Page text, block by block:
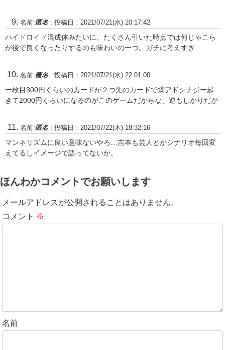
名前:匿名 : 投稿日：2021/07/21(水) 20:17:42
ハイドロイド混成体みたいに、たくさん引いた時点では何じゃこら
が後で良くなったりするのも味わいの一つ。ガチに考えすぎ
名前:匿名 : 投稿日：2021/07/21(水) 22:01:00
一枚目300円くらいのカードが２つ先のカードで爆アドシナジー起
きて2000円くらいになるのがこのゲームだからな、逆もしかりだが
名前:匿名 : 投稿日：2021/07/22(木) 18:32:16
マンネリズムに良い意味ないやろ…吉本も芸人とかシナリオ毎回変
えてるしイメージで語ってないか。
ほんわかコメントでお願いします
メールアドレスが公開されることはありません。
コメント ※
名前